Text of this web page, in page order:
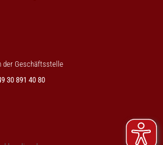
der Geschäftsstelle
30 891 40 80